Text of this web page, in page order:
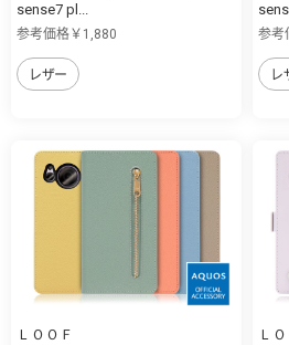
sense7 pl...
参考価格￥1,880
レザー
参考
レ
ＬＯＯＦ
Ｌ